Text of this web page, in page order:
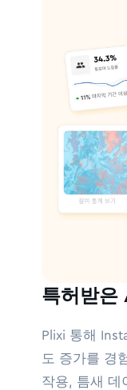
특허받은
Plixi 통해
도 증가를 경
작용, 틈새 데